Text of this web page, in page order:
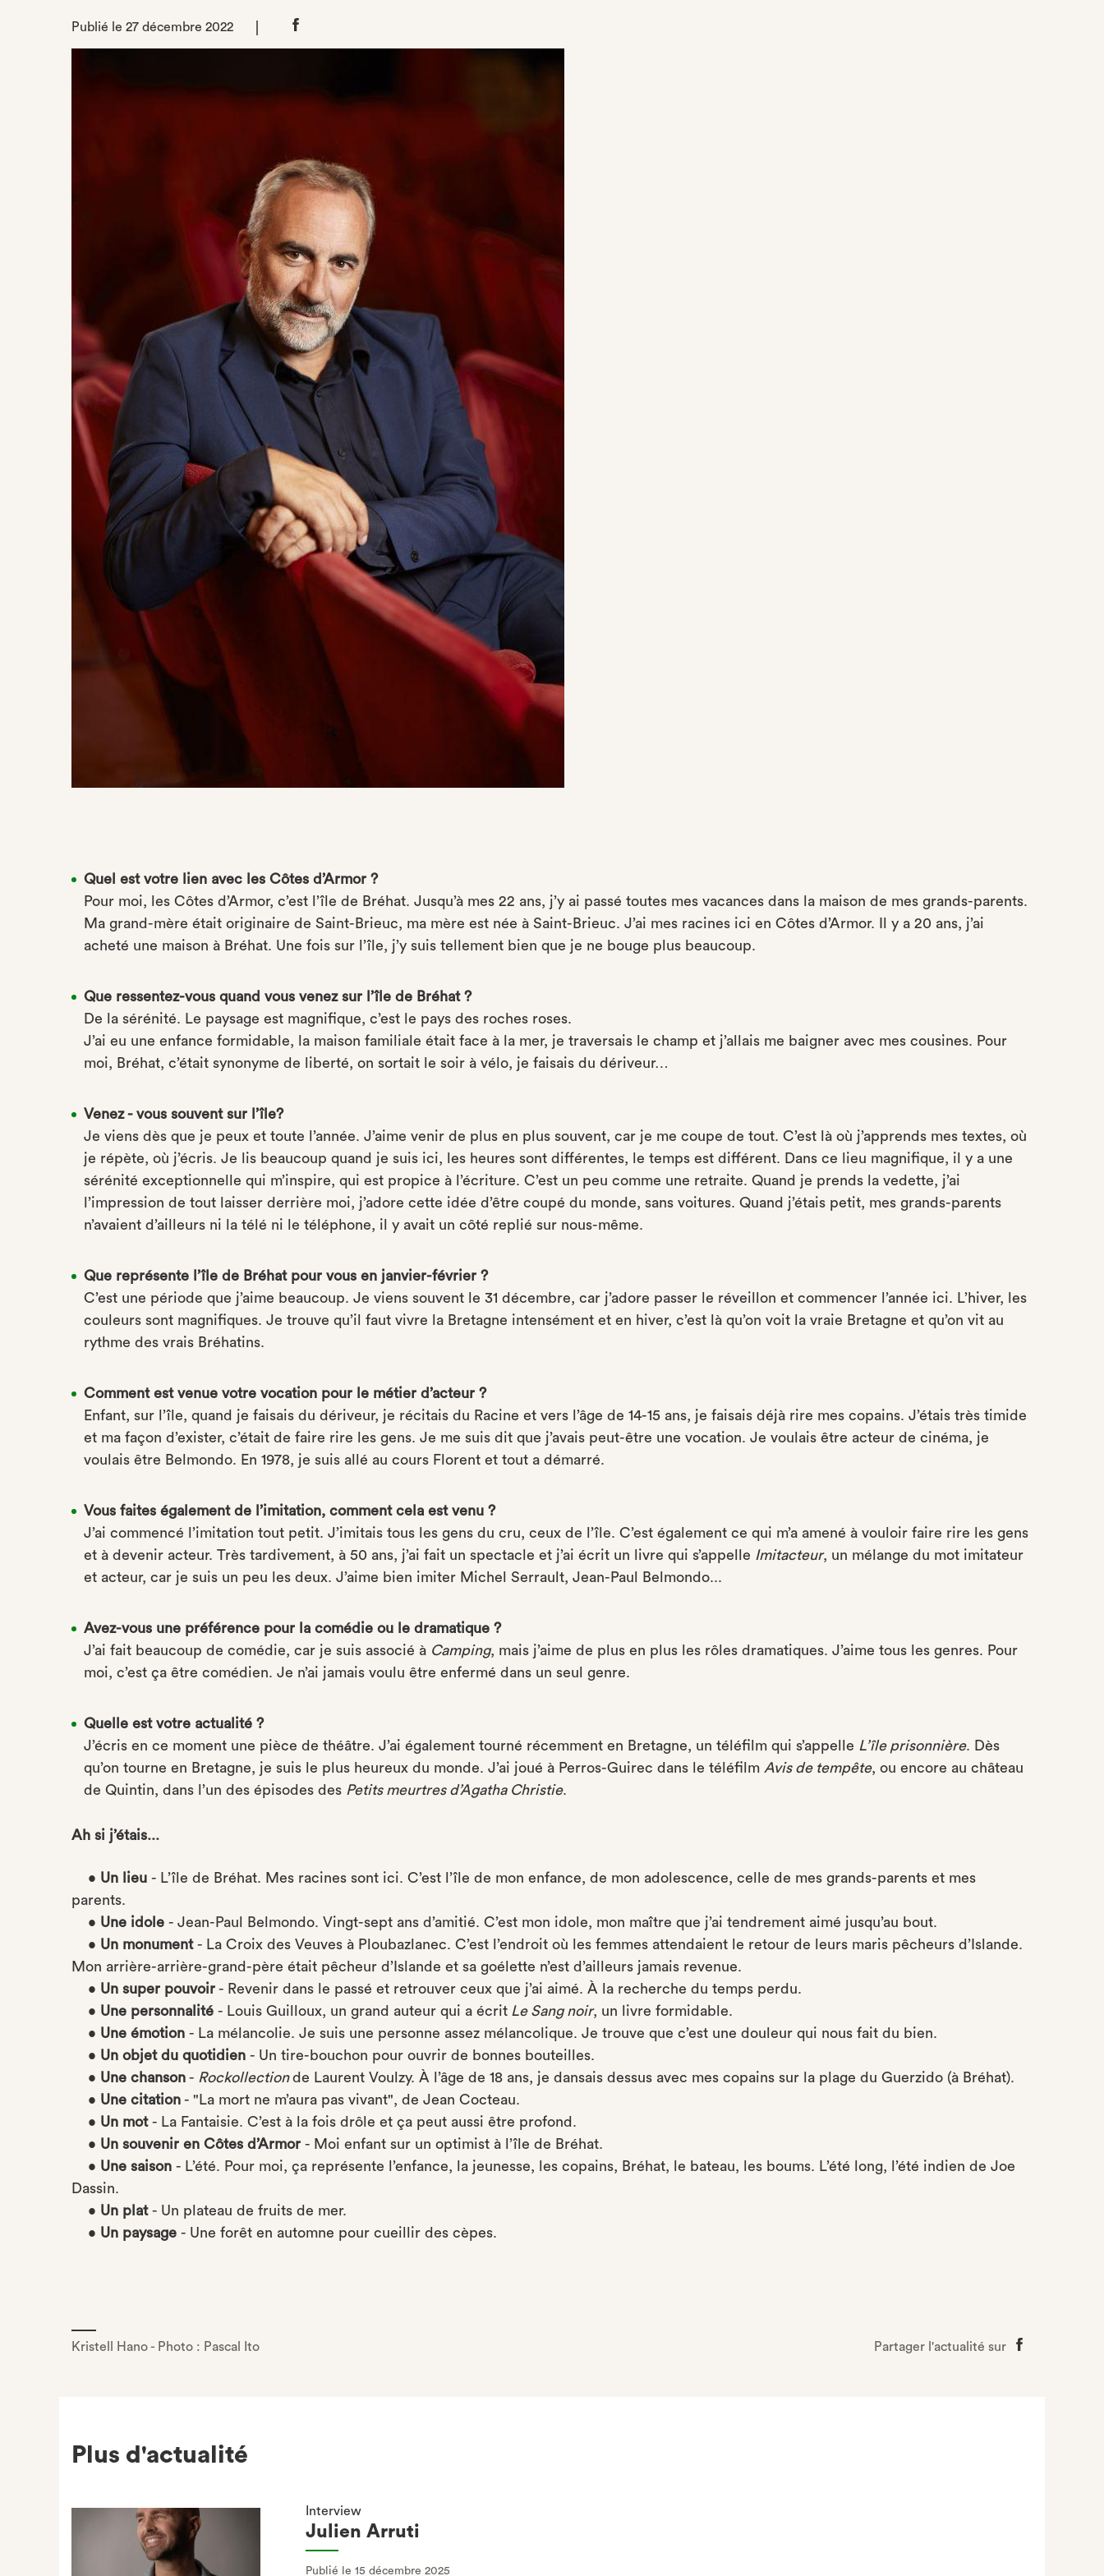
Publié le 27 décembre 2022
Partager
Quel est votre lien avec les Côtes d’Armor ?
Pour moi, les Côtes d’Armor, c’est l’île de Bréhat. Jusqu’à mes 22 ans, j’y ai passé toutes mes vacances dans la maison de mes grands-parents.
Ma grand-mère était originaire de Saint-Brieuc, ma mère est née à Saint-Brieuc. J’ai mes racines ici en Côtes d’Armor. Il y a 20 ans, j’ai
acheté une maison à Bréhat. Une fois sur l’île, j’y suis tellement bien que je ne bouge plus beaucoup.
Que ressentez-vous quand vous venez sur l’île de Bréhat ?
De la sérénité. Le paysage est magnifique, c’est le pays des roches roses.
J’ai eu une enfance formidable, la maison familiale était face à la mer, je traversais le champ et j’allais me baigner avec mes cousines. Pour
moi, Bréhat, c’était synonyme de liberté, on sortait le soir à vélo, je faisais du dériveur…
Venez - vous souvent sur l’île?
Je viens dès que je peux et toute l’année. J’aime venir de plus en plus souvent, car je me coupe de tout. C’est là où j’apprends mes textes, où
je répète, où j’écris. Je lis beaucoup quand je suis ici, les heures sont différentes, le temps est différent. Dans ce lieu magnifique, il y a une
sérénité exceptionnelle qui m’inspire, qui est propice à l’écriture. C’est un peu comme une retraite. Quand je prends la vedette, j’ai
l’impression de tout laisser derrière moi, j’adore cette idée d’être coupé du monde, sans voitures. Quand j’étais petit, mes grands-parents
n’avaient d’ailleurs ni la télé ni le téléphone, il y avait un côté replié sur nous-même.
Que représente l’île de Bréhat pour vous en janvier-février ?
C’est une période que j’aime beaucoup. Je viens souvent le 31 décembre, car j’adore passer le réveillon et commencer l’année ici. L’hiver, les
couleurs sont magnifiques. Je trouve qu’il faut vivre la Bretagne intensément et en hiver, c’est là qu’on voit la vraie Bretagne et qu’on vit au
rythme des vrais Bréhatins.
Comment est venue votre vocation pour le métier d’acteur ?
Enfant, sur l’île, quand je faisais du dériveur, je récitais du Racine et vers l’âge de 14-15 ans, je faisais déjà rire mes copains. J’étais très timide
et ma façon d’exister, c’était de faire rire les gens. Je me suis dit que j’avais peut-être une vocation. Je voulais être acteur de cinéma, je
voulais être Belmondo. En 1978, je suis allé au cours Florent et tout a démarré.
Vous faites également de l’imitation, comment cela est venu ?
J’ai commencé l’imitation tout petit. J’imitais tous les gens du cru, ceux de l’île. C’est également ce qui m’a amené à vouloir faire rire les gens
et à devenir acteur. Très tardivement, à 50 ans, j’ai fait un spectacle et j’ai écrit un livre qui s’appelle Imitacteur, un mélange du mot imitateur
et acteur, car je suis un peu les deux. J’aime bien imiter Michel Serrault, Jean-Paul Belmondo...
Avez-vous une préférence pour la comédie ou le dramatique ?
J’ai fait beaucoup de comédie, car je suis associé à Camping, mais j’aime de plus en plus les rôles dramatiques. J’aime tous les genres. Pour
moi, c’est ça être comédien. Je n’ai jamais voulu être enfermé dans un seul genre.
Quelle est votre actualité ?
J’écris en ce moment une pièce de théâtre. J’ai également tourné récemment en Bretagne, un téléfilm qui s’appelle L’île prisonnière. Dès
qu’on tourne en Bretagne, je suis le plus heureux du monde. J’ai joué à Perros-Guirec dans le téléfilm Avis de tempête, ou encore au château
de Quintin, dans l’un des épisodes des Petits meurtres d’Agatha Christie.
Ah si j’étais...
• Un lieu - L’île de Bréhat. Mes racines sont ici. C’est l’île de mon enfance, de mon adolescence, celle de mes grands-parents et mes
parents.
• Une idole - Jean-Paul Belmondo. Vingt-sept ans d’amitié. C’est mon idole, mon maître que j’ai tendrement aimé jusqu’au bout.
• Un monument- La Croix des Veuves à Ploubazlanec. C’est l’endroit où les femmes attendaient le retour de leurs maris pêcheurs d’Islande.
Mon arrière-arrière-grand-père était pêcheur d’Islande et sa goélette n’est d’ailleurs jamais revenue.
• Un super pouvoir - Revenir dans le passé et retrouver ceux que j’ai aimé. À la recherche du temps perdu.
• Une personnalité - Louis Guilloux, un grand auteur qui a écrit Le Sang noir, un livre formidable.
• Une émotion - La mélancolie. Je suis une personne assez mélancolique. Je trouve que c’est une douleur qui nous fait du bien.
• Un objet du quotidien - Un tire-bouchon pour ouvrir de bonnes bouteilles.
• Une chanson - Rockollectionde Laurent Voulzy. À l’âge de 18 ans, je dansais dessus avec mes copains sur la plage du Guerzido (à Bréhat).
• Une citation - "La mort ne m’aura pas vivant", de Jean Cocteau.
• Un mot- La Fantaisie. C’est à la fois drôle et ça peut aussi être profond.
• Un souvenir en Côtes d’Armor - Moi enfant sur un optimist à l’île de Bréhat.
• Une saison - L’été. Pour moi, ça représente l’enfance, la jeunesse, les copains, Bréhat, le bateau, les boums. L’été long, l’été indien de Joe
Dassin.
• Un plat- Un plateau de fruits de mer.
• Un paysage - Une forêt en automne pour cueillir des cèpes.
Kristell Hano - Photo : Pascal Ito Partager l'actualité sur
Partager
Plus d'actualité
Interview
Julien Arruti
Publié le 15 décembre 2025